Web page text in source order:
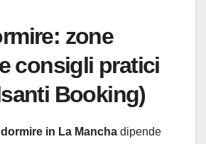
zone
consigli pratici
Booking)
in La Mancha dipende